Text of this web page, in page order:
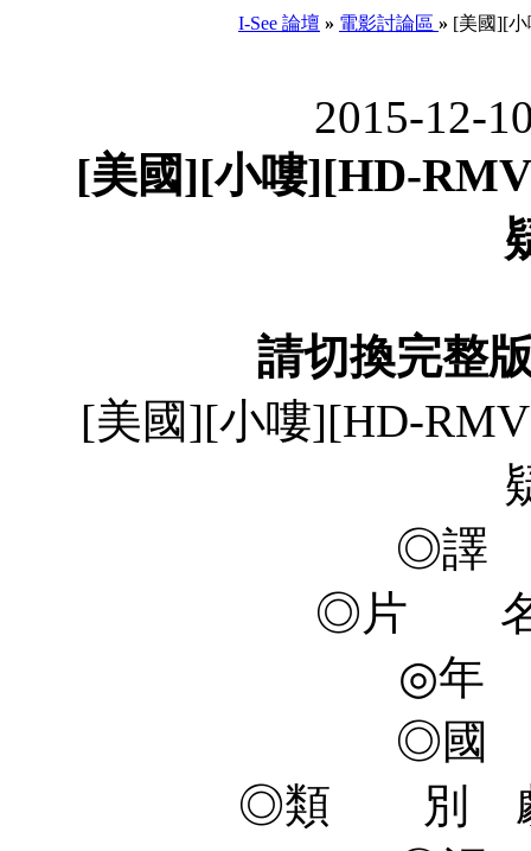
I-See 論壇 » 電影討論區 » [美國][小
2015-12-
[美國][小嘍][HD-
請切換完整
[美國][小嘍][HD-
◎譯
◎片 名
◎年
◎國
◎類 別 劇